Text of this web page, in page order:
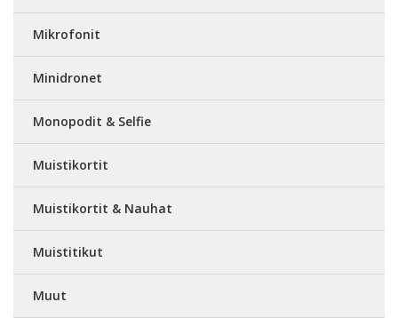
Mikrofonit
Minidronet
Monopodit & Selfie
Muistikortit
Muistikortit & Nauhat
Muistitikut
Muut